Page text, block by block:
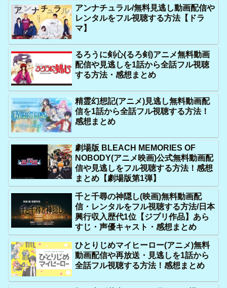
アンナチュラル/無料見逃し動画配信や
レンタルをフル視聴する方法【ドラ
マ】
るろうに剣心(るろ剣)アニメ無料動画
配信や見逃しを1話から全話フル視聴
する方法・感想まとめ
精霊幻想記(アニメ)見逃し無料動画配
信を1話から全話フル視聴する方法！
感想まとめ
劇場版 BLEACH MEMORIES OF
NOBODY(アニメ映画)公式無料動画配
信や見逃しをフル視聴する方法！感想
まとめ【劇場版第1弾】
千と千尋の神隠し(映画)無料動画配
信・レンタルをフル視聴する方法/日本
興行収入歴代1位【ジブリ作品】あら
すじ・声優キャスト・感想まとめ
ひとりじめマイヒーロー(アニメ)無料
動画配信や再放送・見逃しを1話から
全話フル視聴する方法！感想まとめ